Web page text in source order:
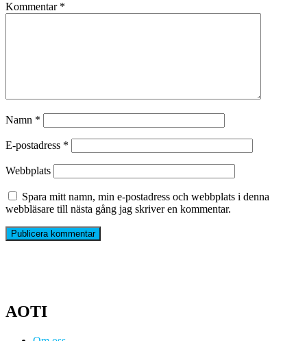
Kommentar *
Namn *
E-postadress *
Webbplats
Spara mitt namn, min e-postadress och webbplats i denna
webbläsare till nästa gång jag skriver en kommentar.
AOTI